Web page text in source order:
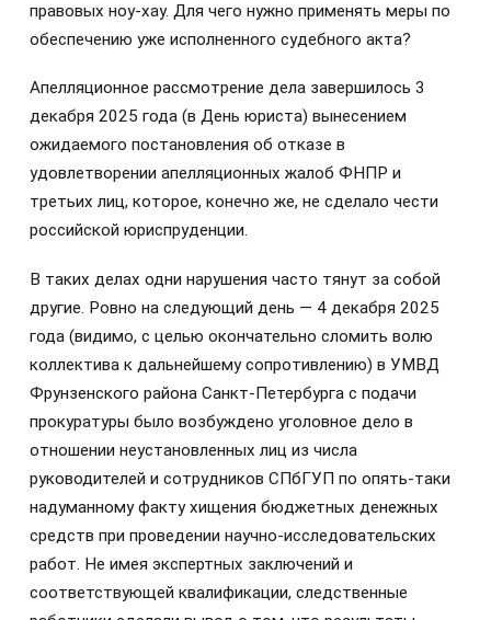
правовых ноу-хау. Для чего нужно применять меры по
обеспечению уже исполненного судебного акта?
Апелляционное рассмотрение дела завершилось 3
декабря 2025 года (в День юриста) вынесением
ожидаемого постановления об отказе в
удовлетворении апелляционных жалоб ФНПР и
третьих лиц, которое, конечно же, не сделало чести
российской юриспруденции.
В таких делах одни нарушения часто тянут за собой
другие. Ровно на следующий день — 4 декабря 2025
года (видимо, с целью окончательно сломить волю
коллектива к дальнейшему сопротивлению) в УМВД
Фрунзенского района Санкт-Петербурга с подачи
прокуратуры было возбуждено уголовное дело в
отношении неустановленных лиц из числа
руководителей и сотрудников СПбГУП по опять-таки
надуманному факту хищения бюджетных денежных
средств при проведении научно-исследовательских
работ. Не имея экспертных заключений и
соответствующей квалификации, следственные